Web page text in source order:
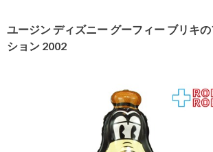
ユージン ディズニー グーフィー ブリキ
ション 2002